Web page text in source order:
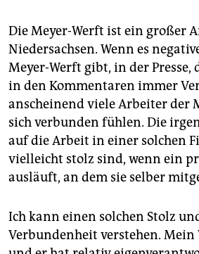
Die Meyer-Werft ist ein großer
Niedersachsen. Wenn es
Meyer-Werft gibt, in der
in den Kommentaren immer
anscheinend viele Arbeiter der
sich verbunden fühlen. Die
auf die Arbeit in einer solchen
vielleicht stolz sind, wenn ein
ausläuft, an dem sie selber
Ich kann einen solchen Stolz
Verbundenheit verstehen. Mein